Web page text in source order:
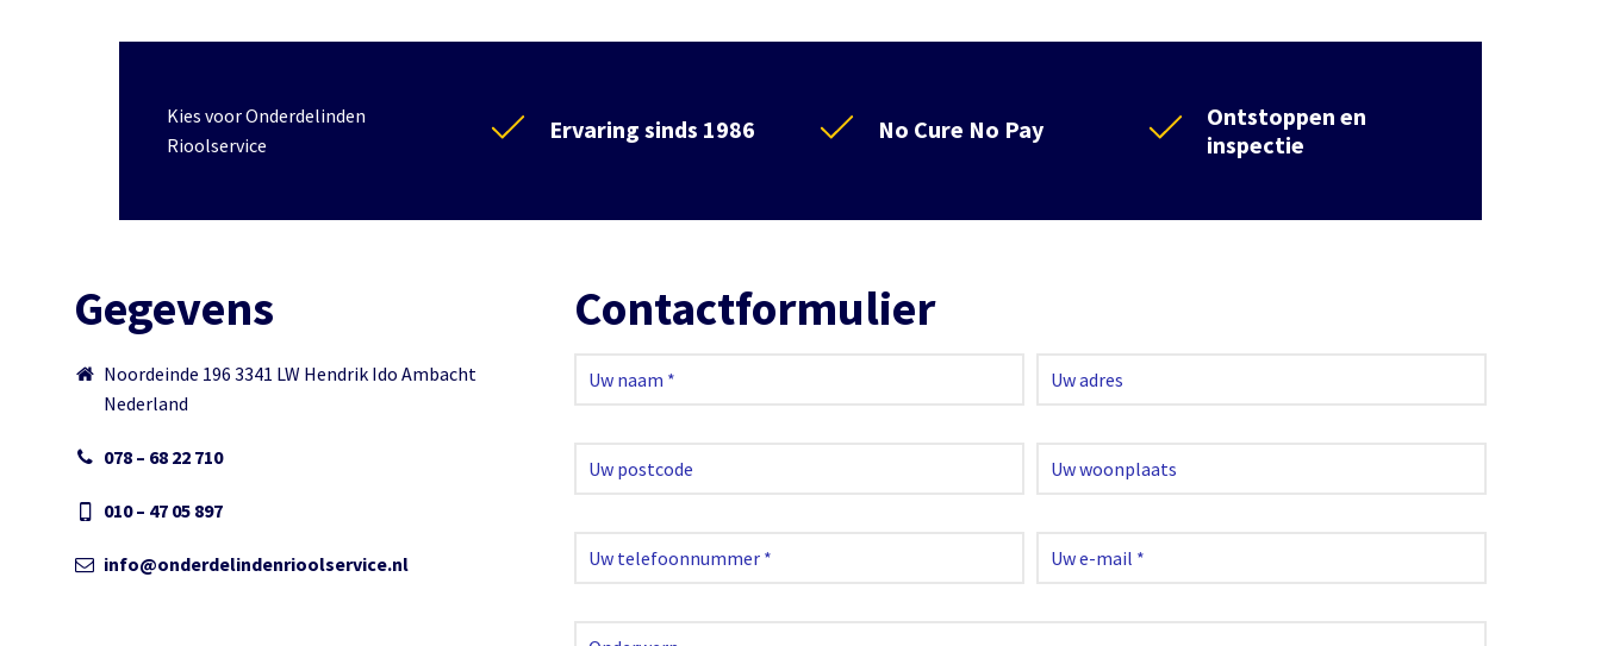
Kies voor Onderdelinden
Rioolservice
Ervaring sinds 1986 No Cure No Pay
Ontstoppen en
inspectie
Gegevens
Noordeinde 196 3341 LW Hendrik Ido Ambacht
Nederland
078 – 68 22 710
010 – 47 05 897
info@onderdelindenrioolservice.nl
Contactformulier